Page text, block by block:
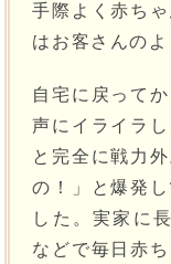
手際よく赤ち
はお客さんの
自宅に戻って
声にイライラ
と完全に戦力
の！」と爆発
した。実家に
などで毎日赤